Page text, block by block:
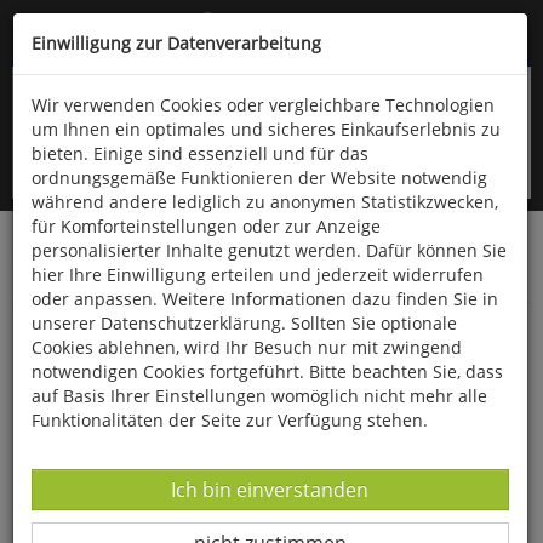
Kompletten Head der Seite überspringen
oder (06766) 9323-960
Startseite Bücher Downloads
Zeitschriften
SportPraxis
"Stuhl"-Tabata" im Klassenraum
Einwilligung zur Datenverarbeitung
Wir verwenden Cookies oder vergleichbare Technologien
um Ihnen ein optimales und sicheres Einkaufserlebnis zu
bieten. Einige sind essenziell und für das
ordnungsgemäße Funktionieren der Website notwendig
während andere lediglich zu anonymen Statistikzwecken,
für Komforteinstellungen oder zur Anzeige
personalisierter Inhalte genutzt werden. Dafür können Sie
hier Ihre Einwilligung erteilen und jederzeit widerrufen
oder anpassen. Weitere Informationen dazu finden Sie in
unserer Datenschutzerklärung. Sollten Sie optionale
Cookies ablehnen, wird Ihr Besuch nur mit zwingend
notwendigen Cookies fortgeführt. Bitte beachten Sie, dass
auf Basis Ihrer Einstellungen womöglich nicht mehr alle
Funktionalitäten der Seite zur Verfügung stehen.
Datenverarbeitung -
Ich bin einverstanden